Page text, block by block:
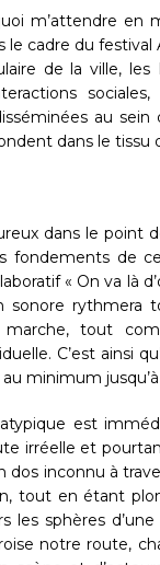
m’attendre en
le cadre du
de la ville,
au
dans le
dans le
fondements de
« On va là
sonore rythmera
marche, tout
C’est ainsi
minimum
est
irréelle et
inconnu à
tout en étant
les sphères
notre route,